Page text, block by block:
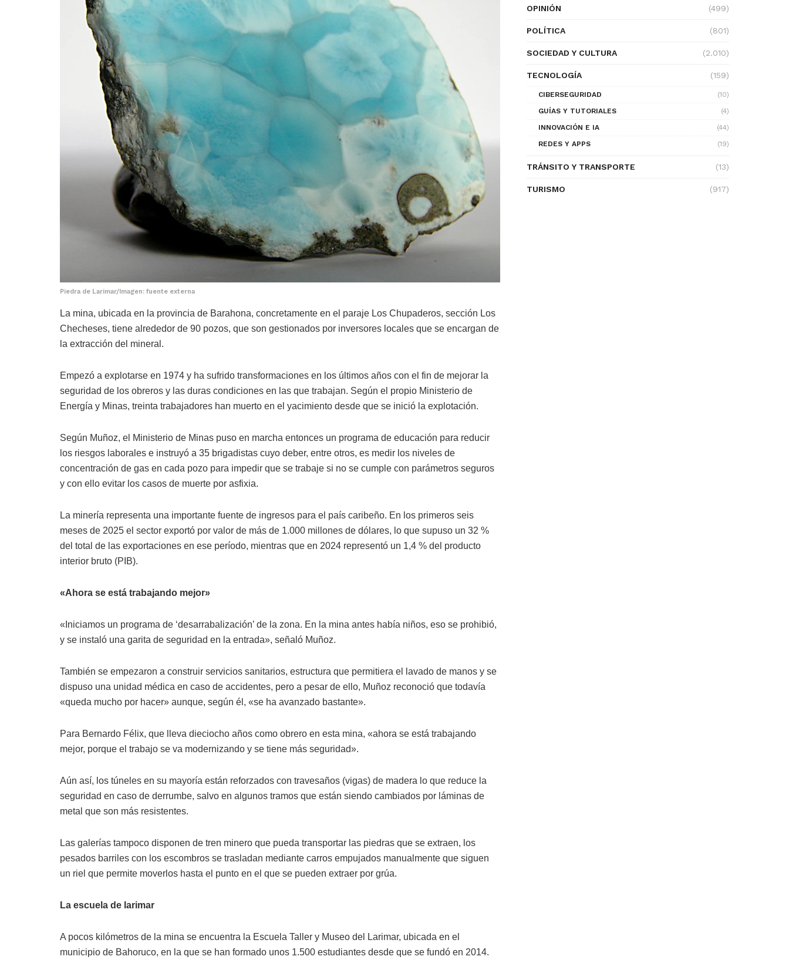
Piedra de Larimar/Imagen: fuente externa
La mina, ubicada en la provincia de Barahona, concretamente en el paraje Los Chupaderos, sección Los
Checheses, tiene alrededor de 90 pozos, que son gestionados por inversores locales que se encargan de
la extracción del mineral.
Empezó a explotarse en 1974 y ha sufrido transformaciones en los últimos años con el fin de mejorar la
seguridad de los obreros y las duras condiciones en las que trabajan. Según el propio Ministerio de
Energía y Minas, treinta trabajadores han muerto en el yacimiento desde que se inició la explotación.
Según Muñoz, el Ministerio de Minas puso en marcha entonces un programa de educación para reducir
los riesgos laborales e instruyó a 35 brigadistas cuyo deber, entre otros, es medir los niveles de
concentración de gas en cada pozo para impedir que se trabaje si no se cumple con parámetros seguros
y con ello evitar los casos de muerte por asfixia.
La minería representa una importante fuente de ingresos para el país caribeño. En los primeros seis
meses de 2025 el sector exportó por valor de más de 1.000 millones de dólares, lo que supuso un 32 %
del total de las exportaciones en ese período, mientras que en 2024 representó un 1,4 % del producto
interior bruto (PIB).
«Ahora se está trabajando mejor»
«Iniciamos un programa de ‘desarrabalización’ de la zona. En la mina antes había niños, eso se prohibió,
y se instaló una garita de seguridad en la entrada», señaló Muñoz.
También se empezaron a construir servicios sanitarios, estructura que permitiera el lavado de manos y se
dispuso una unidad médica en caso de accidentes, pero a pesar de ello, Muñoz reconoció que todavía
«queda mucho por hacer» aunque, según él, «se ha avanzado bastante».
Para Bernardo Félix, que lleva dieciocho años como obrero en esta mina, «ahora se está trabajando
mejor, porque el trabajo se va modernizando y se tiene más seguridad».
Aún así, los túneles en su mayoría están reforzados con travesaños (vigas) de madera lo que reduce la
seguridad en caso de derrumbe, salvo en algunos tramos que están siendo cambiados por láminas de
metal que son más resistentes.
Las galerías tampoco disponen de tren minero que pueda transportar las piedras que se extraen, los
pesados barriles con los escombros se trasladan mediante carros empujados manualmente que siguen
un riel que permite moverlos hasta el punto en el que se pueden extraer por grúa.
La escuela de larimar
A pocos kilómetros de la mina se encuentra la Escuela Taller y Museo del Larimar, ubicada en el
municipio de Bahoruco, en la que se han formado unos 1.500 estudiantes desde que se fundó en 2014.
OPINIÓN (499)
POLÍTICA (801)
SOCIEDAD Y CULTURA (2.010)
TECNOLOGÍA (159)
CIBERSEGURIDAD
(10)
GUÍAS Y TUTORIALES
(4)
INNOVACIÓN E IA
(44)
REDES Y APPS
(19)
TRÁNSITO Y TRANSPORTE (13)
TURISMO (917)